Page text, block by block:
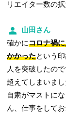
リエイター数の
山田さん
確かにコロナ禍
かかったという
人を突破したの
超えてしまいまし
自粛がマストに
ん、仕事をして